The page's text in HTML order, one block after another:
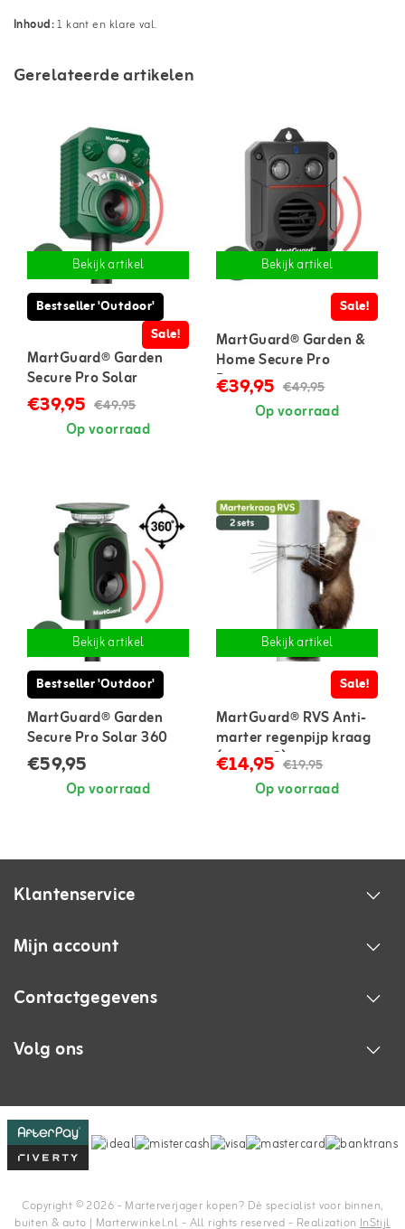
Inhoud:1 kant en klare val.
Gerelateerde artikelen
Bekijk artikel
Bestseller 'Outdoor'
Sale!
MartGuard® Garden
Secure Pro Solar
marterverjager voor
buiten
€39,95 €49,95
Op voorraad
Bekijk artikel
Sale!
MartGuard® Garden &
Home Secure Pro
Battery marterverjager
voor binnen en buiten
€39,95 €49,95
Op voorraad
Bekijk artikel
Bestseller 'Outdoor'
MartGuard® Garden
Secure Pro Solar 360
marterverjager voor
buiten
€59,95
Op voorraad
Bekijk artikel
Sale!
MartGuard® RVS Anti-
marter regenpijp kraag
(set van 2)
€14,95 €19,95
Op voorraad
Klantenservice
Mijn account
Contactgegevens
Volg ons
Copyright © 2026 - Marterverjager kopen? Dé specialist voor binnen,
buiten & auto | Marterwinkel.nl - All rights reserved - Realization InStijl